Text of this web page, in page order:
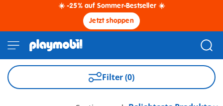
☀️ -25% auf Sommer-Bestseller ☀️
Jetzt shoppen
Filter (0)